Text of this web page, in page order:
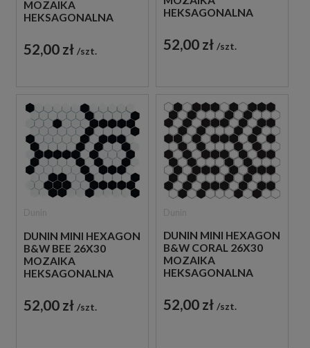
MOZAIKA
HEKSAGONALNA
52,00 zł szt.
HEKSAGONALNA
52,00 zł szt.
DUNIN MINI HEXAGON
B&W BEE 26X30
MOZAIKA
HEKSAGONALNA
52,00 zł szt.
DUNIN MINI HEXAGON
B&W CORAL 26X30
MOZAIKA
HEKSAGONALNA
52,00 zł szt.